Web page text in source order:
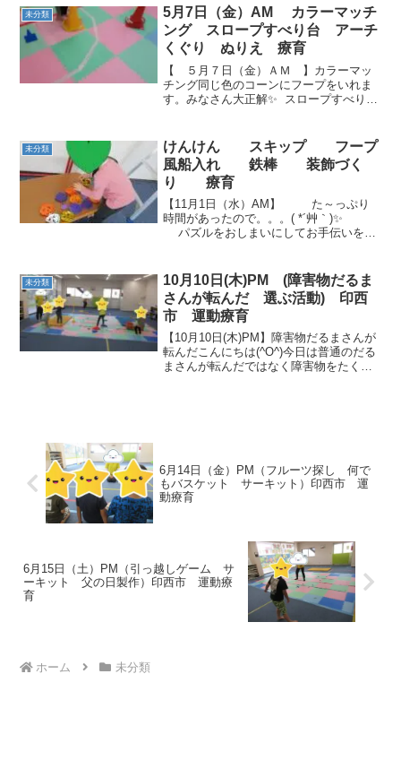
🐾カエルジャンプ🐸✨ゲロゲロ🐸✨ぴょ
ー...
未分類
5月7日（金）AM カラーマッチ
ング スロープすべり台 アーチ
くぐり ぬりえ 療育
【 ５月７日（金）ＡＭ 】カラーマッ
チング同じ色のコーンにフープをいれま
す。みなさん大正解✨ スロープすべり台
元・頭上に気をつけながら進みます。 ぬ
りえばな...
未分類
けんけん スキップ フープ
風船入れ 鉄棒 装飾づく
り 療育
【11月1日（水）AM】 た～っぷり
時間があったので。。。( *´艸｀)✨
パズルをおしまいにしてお手伝いをし
ん。。。👣✨ ス...
未分類
10月10日(木)PM (障害物だるま
さんが転んだ 選ぶ活動) 印西
市 運動療育
【10月10日(木)PM】障害物だるまさんが
転んだこんにちは(^O^)今日は普通のだる
まさんが転んだではなく障害物をたくさ
6月14日（金）PM（フルーツ探し 何で
もバスケット サーキット）印西市 運
動療育
6月15日（土）PM（引っ越しゲーム サ
ーキット 父の日製作）印西市 運動療
育
ホーム 未分類